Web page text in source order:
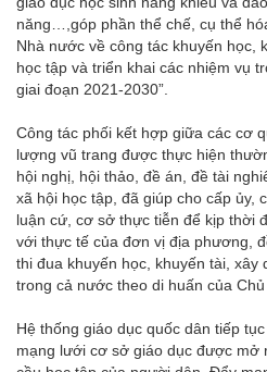
năng…,góp phần thể chế, cụ thể
Nhà nước về công tác khuyến học,
học tập và triển khai các nhiệm vụ
giai đoạn 2021-2030”.
Công tác phối kết hợp giữa các cơ
lượng vũ trang được thực hiện
hội nghị, hội thảo, đề án, đề tài
xã hội học tập, đã giúp cho cấp ủy,
luận cứ, cơ sở thực tiễn để kịp thời
với thực tế của đơn vị địa phương,
thi đua khuyến học, khuyến tài, xây
trong cả nước theo di huấn của
Hệ thống giáo dục quốc dân tiếp
mạng lưới cơ sở giáo dục được mở